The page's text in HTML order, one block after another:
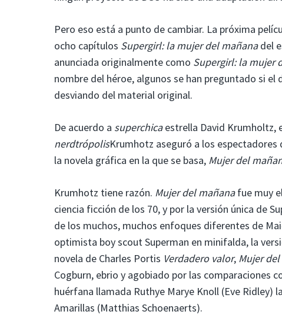
Pero eso está a punto de cambiar. La próxima
ocho capítulos Supergirl: la mujer del mañanadel
anunciada originalmente como Supergirl: la mujer
nombre del héroe, algunos se han preguntado si
desviando del material original.
De acuerdo a superchicaestrella David Krumholtz,
nerdtrópolisKrumhotz aseguró a los espectadores
la novela gráfica en la que se basa, Mujer del
Krumhotz tiene razón. Mujer del mañanafue muy
ciencia ficción de los 70, y por la versión única de
de los muchos, muchos enfoques diferentes de
optimista boy scout Superman en minifalda, la
novela de Charles Portis Verdadero valor, Mujer
Cogburn, ebrio y agobiado por las comparaciones
huérfana llamada Ruthye Marye Knoll (Eve Ridley)
Amarillas (Matthias Schoenaerts).